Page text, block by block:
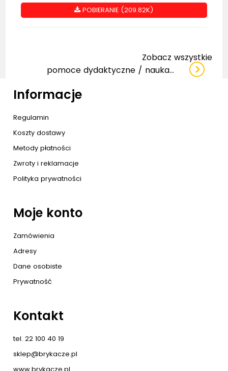
POBIERANIE (209.82K)
Zobacz wszystkie
pomoce dydaktyczne / nauka...
Informacje
Regulamin
Koszty dostawy
Metody płatności
Zwroty i reklamacje
Polityka prywatności
Moje konto
Zamówienia
Adresy
Dane osobiste
Prywatność
Kontakt
tel. 22 100 40 19
sklep@brykacze.pl